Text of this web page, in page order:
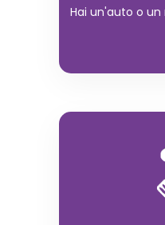
Hai un'auto o